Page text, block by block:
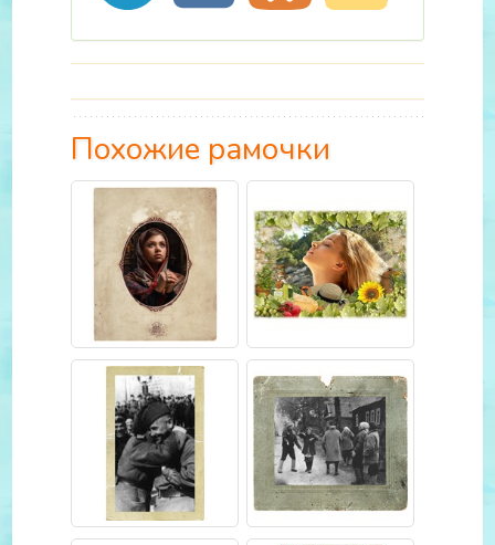
Похожие рамочки